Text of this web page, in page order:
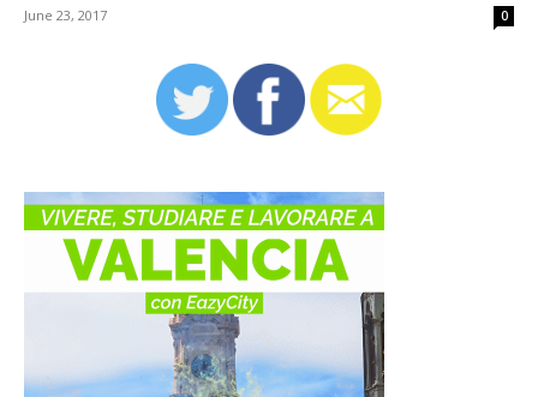
June 23, 2017 0